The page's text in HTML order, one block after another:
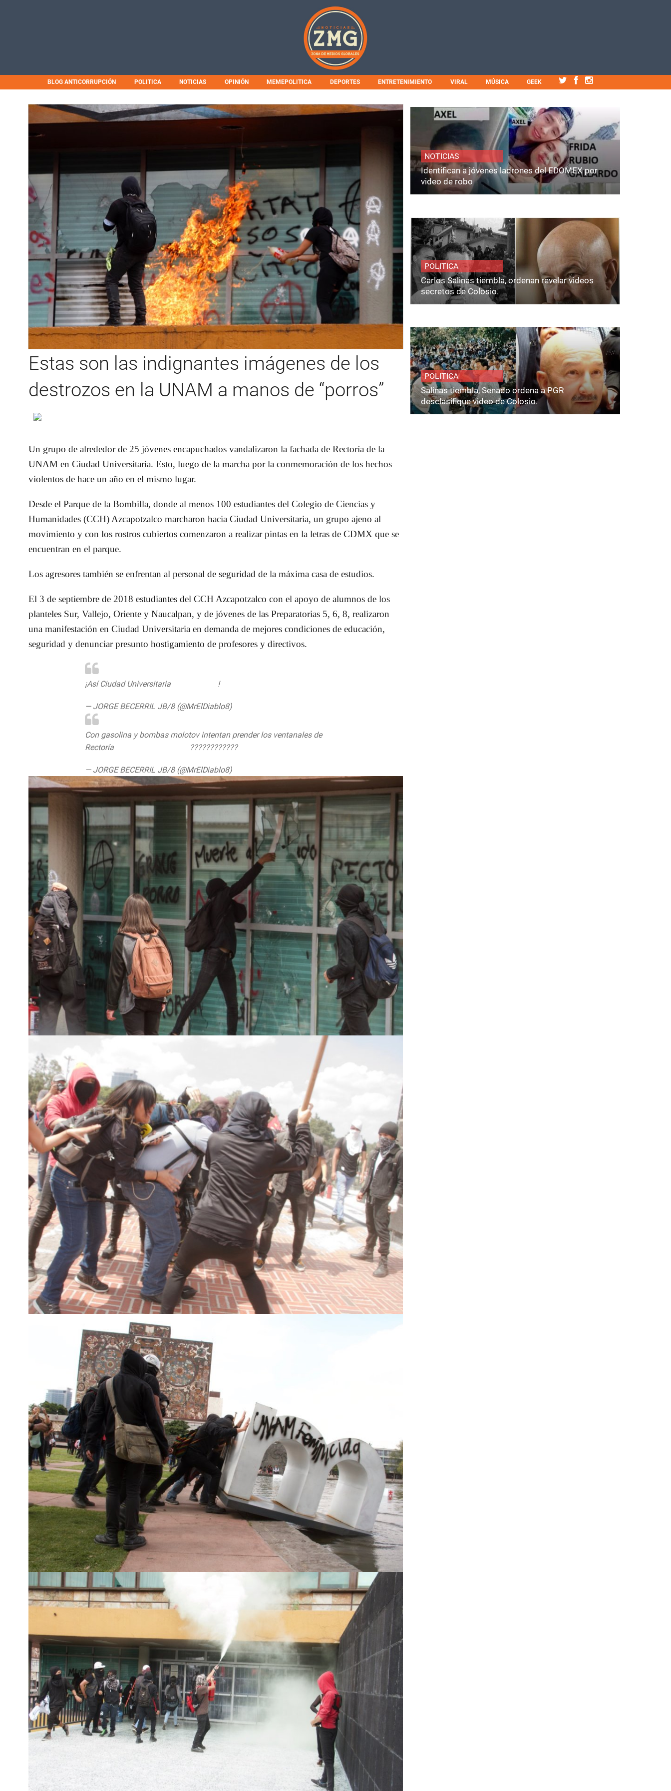
BLOG ANTICORRUPCIÓN POLITICA NOTICIAS OPINIÓN MEMEPOLITICA DEPORTES ENTRETENIMIENTO VIRAL MÚSICA GEEK
Estas son las indignantes imágenes de los
destrozos en la UNAM a manos de “porros”
Un grupo de alrededor de 25 jóvenes encapuchados vandalizaron la fachada de Rectoría de la
UNAM en Ciudad Universitaria. Esto, luego de la marcha por la conmemoración de los hechos
violentos de hace un año en el mismo lugar.
Desde el Parque de la Bombilla, donde al menos 100 estudiantes del Colegio de Ciencias y
Humanidades (CCH) Azcapotzalco marcharon hacia Ciudad Universitaria, un grupo ajeno al
movimiento y con los rostros cubiertos comenzaron a realizar pintas en la letras de CDMX que se
encuentran en el parque.
Los agresores también se enfrentan al personal de seguridad de la máxima casa de estudios.
El 3 de septiembre de 2018 estudiantes del CCH Azcapotzalco con el apoyo de alumnos de los
planteles Sur, Vallejo, Oriente y Naucalpan, y de jóvenes de las Preparatorias 5, 6, 8, realizaron
una manifestación en Ciudad Universitaria en demanda de mejores condiciones de educación,
seguridad y denunciar presunto hostigamiento de profesores y directivos.
¡Así Ciudad Universitaria !
— JORGE BECERRIL JB/8 (@MrElDiablo8)
Con gasolina y bombas molotov intentan prender los ventanales de
Rectoría
????????????
— JORGE BECERRIL JB/8 (@MrElDiablo8)
NOTICIAS
Identifican a jóvenes ladrones del EDOMEX por
video de robo
POLITICA
Carlos Salinas tiembla, ordenan revelar videos
secretos de Colosio.
POLITICA
Salinas tiembla, Senado ordena a PGR
desclasifique video de Colosio.